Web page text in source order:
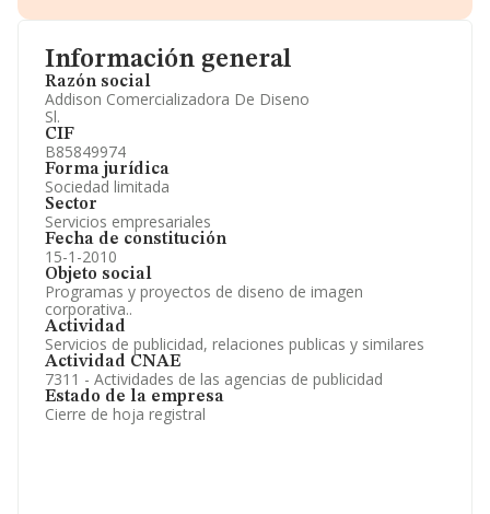
Información general
Razón social
Addison Comercializadora De Diseno
Sl.
CIF
B85849974
Forma jurídica
Sociedad limitada
Sector
Servicios empresariales
Fecha de constitución
15-1-2010
Objeto social
Programas y proyectos de diseno de imagen
corporativa..
Actividad
Servicios de publicidad, relaciones publicas y similares
Actividad CNAE
7311 - Actividades de las agencias de publicidad
Estado de la empresa
Cierre de hoja registral
Accionistas.
Artículos de prensa publicados sobre la empresa.
Información oficial y registral complementaria.